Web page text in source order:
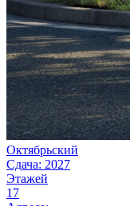
Октябрьский
Сдача: 2027
Этажей
17